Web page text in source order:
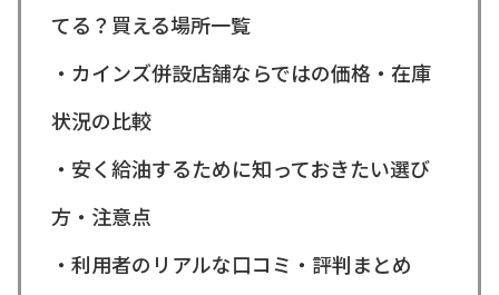
てる？買える場所一覧
・カインズ併設店舗ならではの価格・在庫
状況の比較
・安く給油するために知っておきたい選び
方・注意点
・利用者のリアルな口コミ・評判まとめ